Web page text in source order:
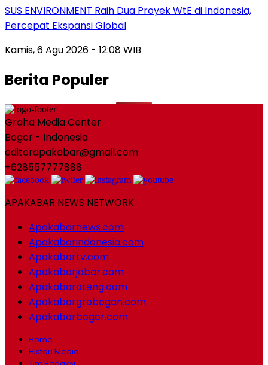
SUS ENVIRONMENT Raih Dua Proyek WtE di Indonesia,
Percepat Ekspansi Global
Kamis, 6 Agu 2026 - 12:08 WIB
Berita Populer
Graha Media Center
Bogor - Indonesia
editorapakabar@gmail.com
+628557777888
APAKABAR NEWS NETWORK
Apakabarnews.com
Apakabarindonesia.com
Apakabartv.com
Apakabarjabar.com
Apakabarateng.com
Apakabargrobogan.com
Apakabarbogor.com
Home
Histori Media